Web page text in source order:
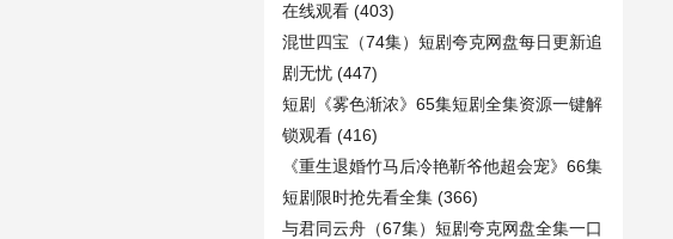
在线观看 (403)
混世四宝（74集）短剧夸克网盘每日更新追
剧无忧 (447)
短剧《雾色渐浓》65集短剧全集资源一键解
锁观看 (416)
《重生退婚竹马后冷艳靳爷他超会宠》66集
短剧限时抢先看全集 (366)
与君同云舟（67集）短剧夸克网盘全集一口